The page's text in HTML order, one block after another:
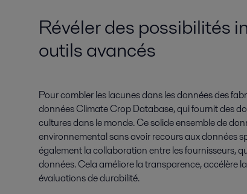
Révéler des possibilités
outils avancés
Pour combler les lacunes dans les données des
données Climate Crop Database, qui fournit des
cultures dans le monde. Ce solide ensemble de
environnemental sans avoir recours aux données
également la collaboration entre les fournisseurs,
données. Cela améliore la transparence, accélère
évaluations de durabilité.